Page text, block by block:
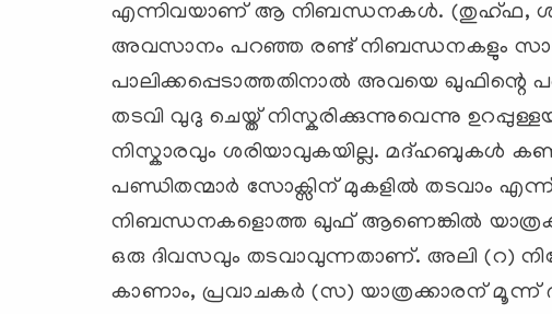
എന്നിവയാണ് ആ നിബന്ധനകള്‍. (തുഹ്ഫ, ശറഹ്
അവസാനം പറഞ്ഞ രണ്ട് നിബന്ധനകളും
പാലിക്കപ്പെടാത്തതിനാല്‍ അവയെ ഖുഫിന്റെ
തടവി വുദു ചെയ്ത് നിസ്കരിക്കുന്നുവെന്നു
നിസ്കാരവും ശരിയാവുകയില്ല. മദ്ഹബുകള്‍
പണ്ഡിതന്മാര്‍ സോക്സിന് മുകളില്‍ തടവാം
നിബന്ധനകളൊത്ത ഖുഫ് ആണെങ്കില്‍
ഒരു ദിവസവും തടവാവുന്നതാണ്. അലി (റ)
കാണാം, പ്രവാചകര്‍ (സ) യാത്രക്കാരന്